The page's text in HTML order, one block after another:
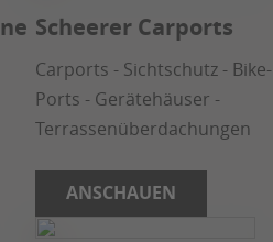
Scheerer Carports
Carports - Sichtschutz - Bike-
Ports - Gerätehäuser -
Terrassenüberdachungen
ANSCHAUEN